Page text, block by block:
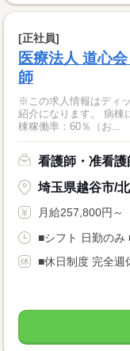
[正社員]
医療法人 道心
師
※この求人情報はディ
紹介になります。 病棟
棟稼働率：60％（お...
看護師・准看護
埼玉県越谷市/
月給257,800円～
■シフト 日勤のみ
■休日制度 完全週